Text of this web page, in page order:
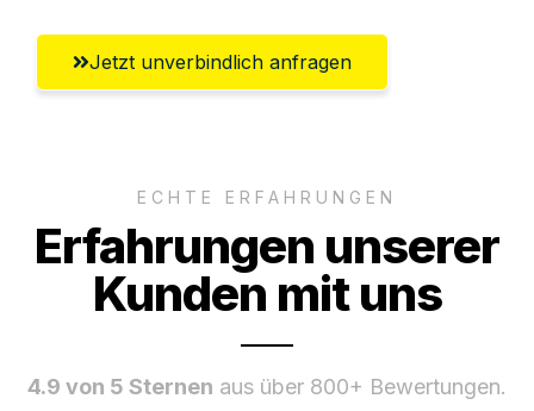
Jetzt unverbindlich anfragen
ECHTE ERFAHRUNGEN
Erfahrungen unserer
Kunden mit uns
4.9 von 5 Sternen aus über 800+ Bewertungen.